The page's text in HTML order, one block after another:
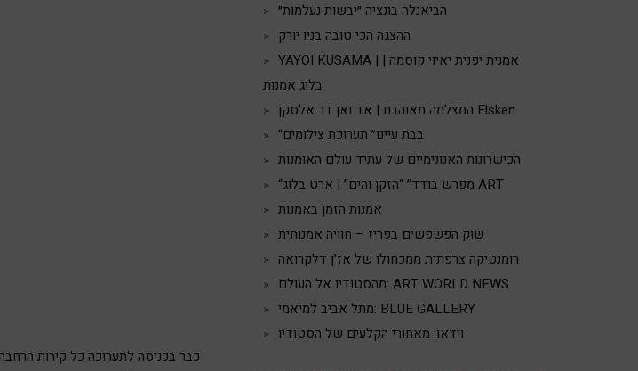
כבר בכניסה לתערוכה כל קירות
הביאנלה בונציה ״יבשות נעלמות״
ההצגה הכי טובה בניו יורק
YAYOI KUSAMA | אמנית יפנית יאיוי קוסמה |
בלוג אמנות
המצלמה מאוהבת | אד ואן דר אלסקן Elsken
“בבת עיינו” תערוכת צילומים
הכישרונות האנונימיים של עתיד עולם האומנות
“מפרש בודד” “הזקן והים” | ארט בלוג ART
אמנות הזמן באמנות
שוק הפשפשים בפריז – חוויה אמנותית
רומנטיקה צרפתית ממכחולו של אז’ן דלקרואה
מהסטודיו אל העולם: ART WORLD NEWS
מתל אביב למיאמי: BLUE GALLERY
וידאו: מאחורי הקלעים של הסטודיו